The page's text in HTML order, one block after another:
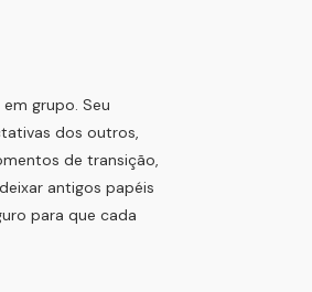
grupo. Seu
dos outros,
de transição,
antigos papéis
para que cada